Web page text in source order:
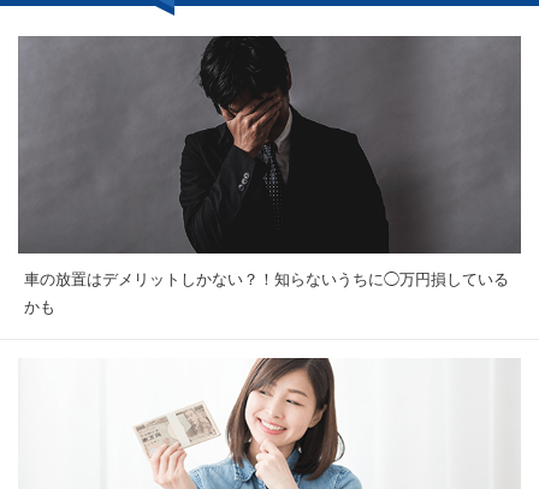
車の放置はデメリットしかない？！知らないうちに◯万円損している
かも